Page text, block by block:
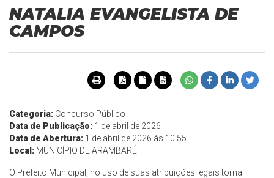
NATALIA EVANGELISTA DE
CAMPOS
Categoria: Concurso Público
Data de Publicação: 1 de abril de 2026
Data de Abertura: 1 de abril de 2026 às 10:55
Local: MUNICÍPIO DE ARAMBARÉ
O Prefeito Municipal, no uso de suas atribuições legais torna